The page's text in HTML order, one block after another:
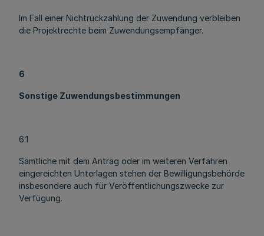
Im Fall einer Nichtrückzahlung der Zuwendung verbleiben
die Projektrechte beim Zuwendungsempfänger.
6
Sonstige Zuwendungsbestimmungen
6.1
Sämtliche mit dem Antrag oder im weiteren Verfahren
eingereichten Unterlagen stehen der Bewilligungsbehörde
insbesondere auch für Veröffentlichungszwecke zur
Verfügung.